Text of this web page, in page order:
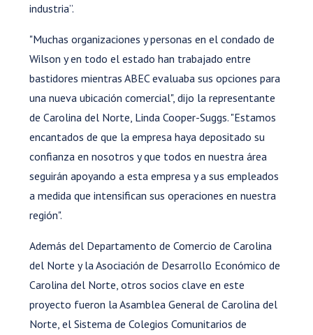
industria”.
"Muchas organizaciones y personas en el condado de
Wilson y en todo el estado han trabajado entre
bastidores mientras ABEC evaluaba sus opciones para
una nueva ubicación comercial", dijo la representante
de Carolina del Norte, Linda Cooper-Suggs. "Estamos
encantados de que la empresa haya depositado su
confianza en nosotros y que todos en nuestra área
seguirán apoyando a esta empresa y a sus empleados
a medida que intensifican sus operaciones en nuestra
región".
Además del Departamento de Comercio de Carolina
del Norte y la Asociación de Desarrollo Económico de
Carolina del Norte, otros socios clave en este
proyecto fueron la Asamblea General de Carolina del
Norte, el Sistema de Colegios Comunitarios de